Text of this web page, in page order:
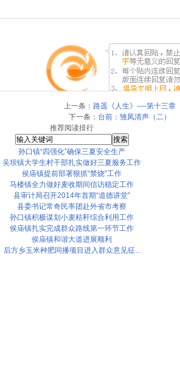
上一条：路遥《人生》----第十三章
下一条： 台前：雏凤清声（二）
推荐阅读排行
孙口镇“四强化”确保三夏安全生产
吴坝镇大学生村干部扎实做好三夏服务工作
侯庙镇提前部署狠抓“禁烧”工作
马楼镇全力做好麦收期间信访稳定工作
县审计局召开2014年首期“道德讲堂”
县委书记常奇民率团赴外省市考察
孙口镇积极谋划小麦秸秆综合利用工作
侯庙镇扎实完成群众路线第一环节工作
侯庙镇和谐大道进展顺利
后方乡玉米种肥同播项目进入群众意见征...